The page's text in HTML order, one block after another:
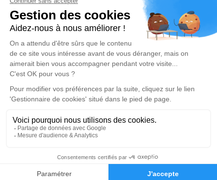
Devis obsèques
Devis prévoyance
Devis marbrerie
Notre agence
Pompes Funèbres Infinity
agence.bitche@pf-infinity.fr
37 Rue de Sarreguemines – 57230 – Bitche
Organiser des Obsèques
Monuments funéraires
Avis de décès
Demande de rendez-vous en